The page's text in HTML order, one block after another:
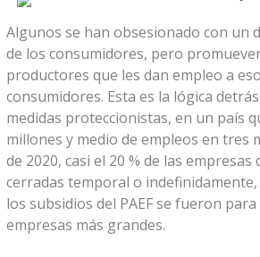
Algunos se han obsesionado con un
de los consumidores, pero
productores que les dan empleo a
consumidores. Esta es la lógica
medidas proteccionistas, en un país
millones y medio de empleos en tres
de 2020, casi el 20 % de las
cerradas temporal o indefinidamente,
los subsidios del PAEF se fueron para
empresas más grandes.